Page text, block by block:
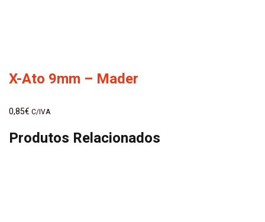
X-Ato 9mm – Mader
0,85€ C/IVA
Produtos Relacionados